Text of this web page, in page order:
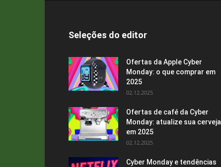
Seleções do editor
Ofertas da Apple Cyber ​​
Monday: o que comprar em
2025
02.12.2025
Ofertas de café da Cyber ​​
Monday: atualize sua cerveja
em 2025
02.12.2025
Cyber ​​Monday e tendências